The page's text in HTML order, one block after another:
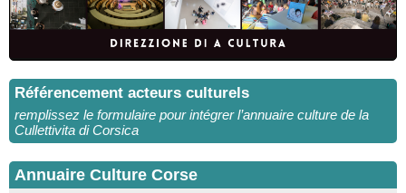
Référencement acteurs culturels
remplissez le formulaire pour intégrer l’annuaire culture de la
Cullettivita di Corsica
Annuaire Culture Corse